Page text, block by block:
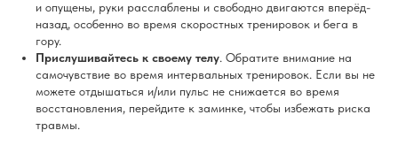
и опущены, руки расслаблены и свободно двигаются вперёд-
назад, особенно во время скоростных тренировок и бега в
гору.
Прислушивайтесь к своему телу. Обратите внимание на
самочувствие во время интервальных тренировок. Если вы не
можете отдышаться и/или пульс не снижается во время
восстановления, перейдите к заминке, чтобы избежать риска
травмы.